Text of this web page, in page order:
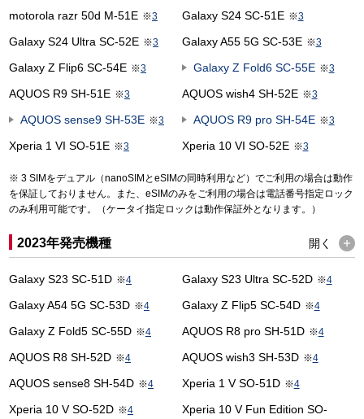
motorola razr 50d M-51E ※3 Galaxy S24 SC-51E ※3
Galaxy S24 Ultra SC-52E ※3 Galaxy A55 5G SC-53E ※3
Galaxy Z Flip6 SC-54E ※3 Galaxy Z Fold6 SC-55E ※3
AQUOS R9 SH-51E ※3 AQUOS wish4 SH-52E ※3
AQUOS sense9 SH-53E ※3 AQUOS R9 pro SH-54E ※3
Xperia 1 VI SO-51E ※3 Xperia 10 VI SO-52E ※3
3 SIMをデュアル（nanoSIMとeSIMの同時利用など）でご利用の場合は動作
を保証しておりません。また、eSIMのみをご利用の場合は電話番号指定ロック
のみ利用可能です。（ケータイ指定ロックは動作保証外となります。）
2023年発売機種 開く
Galaxy S23 SC-51D ※4 Galaxy S23 Ultra SC-52D ※4
Galaxy A54 5G SC-53D ※4 Galaxy Z Flip5 SC-54D ※4
Galaxy Z Fold5 SC-55D ※4 AQUOS R8 pro SH-51D ※4
AQUOS R8 SH-52D ※4 AQUOS wish3 SH-53D ※4
AQUOS sense8 SH-54D ※4 Xperia 1 V SO-51D ※4
Xperia 10 V SO-52D ※4
Xperia 10 V Fun Edition SO-